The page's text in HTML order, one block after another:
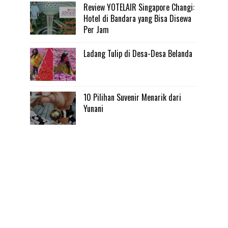
Review YOTELAIR Singapore Changi:
Hotel di Bandara yang Bisa Disewa
Per Jam
Ladang Tulip di Desa-Desa Belanda
10 Pilihan Suvenir Menarik dari
Yunani